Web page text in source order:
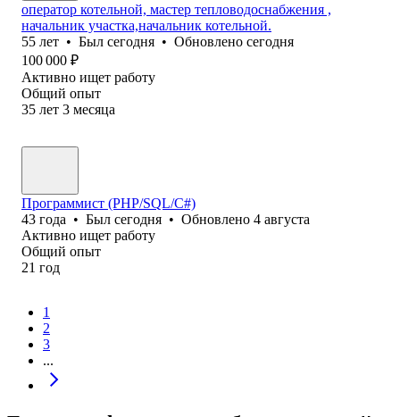
оператор котельной, мастер тепловодоснабжения ,
начальник участка,начальник котельной.
55 лет • Был сегодня • Обновлено сегодня
100 000 ₽
Активно ищет работу
Общий опыт
35 лет 3 месяца
Программист (PHP/SQL/C#)
43 года • Был сегодня • Обновлено 4 августа
Активно ищет работу
Общий опыт
21 год
1
2
3
...